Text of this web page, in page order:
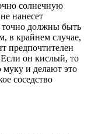
солнечную
нанесет
точно должны быть
в крайнем случае,
предпочтителен
он кислый, то
и делают это
соседство